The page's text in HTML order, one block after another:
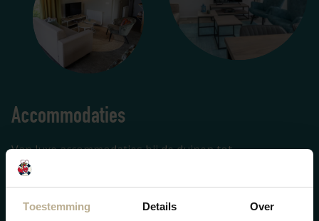
Toestemming Details Over
Accommodaties
Van luxe accommodaties bij de duinen tot
kindvriendelijke Juultje Chalets in de buurt van alle
faciliteiten. Er is voor iedereen een passend chalet. Wil
je de echte glamping ervaring? Boek dan één van onze